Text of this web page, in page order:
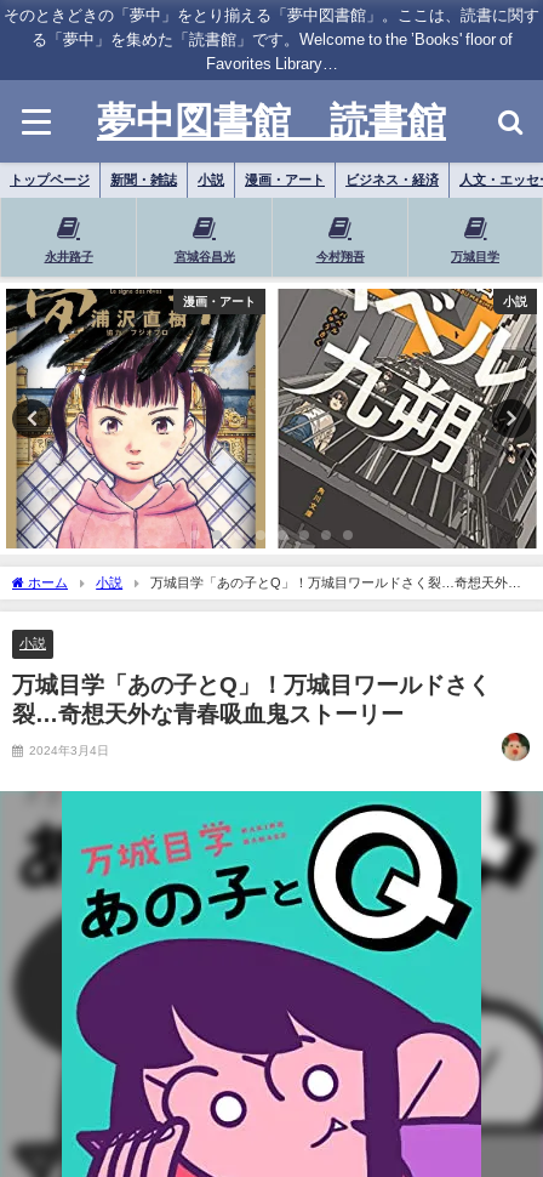
そのときどきの「夢中」をとり揃える「夢中図書館」。ここは、読書に関す
る「夢中」を集めた「読書館」です。Welcome to the ’Books' floor of
Favorites Library…
夢中図書館 読書館
トップページ 新聞・雑誌 小説 漫画・アート ビジネス・経済 人文・エッセ
永井路子 宮城谷昌光 今村翔吾 万城目学
小説 小説
ホーム 小説
万城目学「あの子とQ」！万城目ワールドさく裂…奇想天外な
青春吸血鬼ストーリー
小説
万城目学「あの子とQ」！万城目ワールドさく
裂…奇想天外な青春吸血鬼ストーリー
2024年3月4日